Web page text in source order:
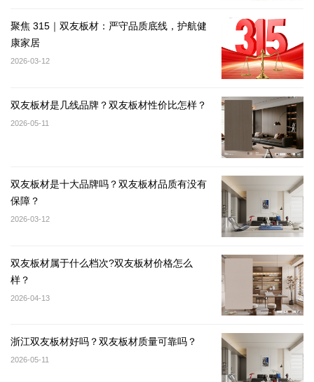
聚焦 315｜双友板材：严守品质底线，护航健
康家居
2026-03-12
双友板材是几线品牌？双友板材性价比怎样？
2026-05-11
双友板材是十大品牌吗？双友板材品质有没有
保障？
2026-03-12
双友板材属于什么档次?双友板材价格怎么
样？
2026-04-13
浙江双友板材好吗？双友板材质量可靠吗？
2026-05-11